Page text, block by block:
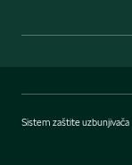
Sistem zaštite uzbunjivača